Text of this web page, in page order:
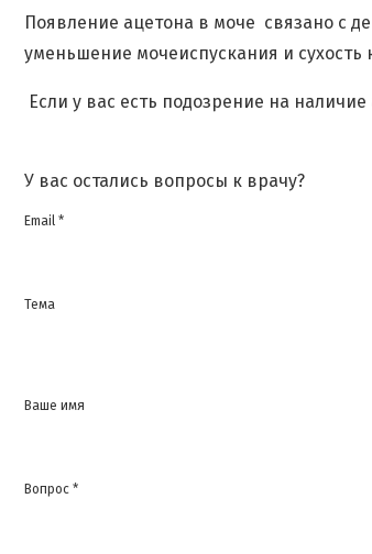
Появление ацетона в моче связано с
уменьшение мочеиспускания и
Если у вас есть подозрение на
У вас остались вопросы к врачу?
Email *
Тема
Ваше имя
Вопрос *